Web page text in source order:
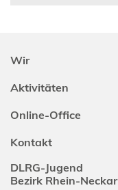
Wir
Aktivitäten
Online-Office
Kontakt
DLRG-Jugend
Bezirk Rhein-Neckar